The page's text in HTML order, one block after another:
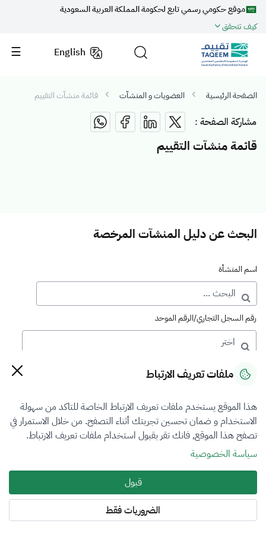
موقع حكومي رسمي تابع لحكومة المملكة العربية السعودية
كيف تتحقق
English
الصفحة الرئيسية العضويات و المنشآت قائمة منشآت التقييم
مشاركة الصفحة :
قائمة منشآت التقييم
البحث عن دليل المنشآت المرخصة
اسم المنشأة
رقم السجل التجاري/الرقم الموحد
رقم الترخيص
التصنيف
اختر
فرع التقييم
ملفات تعريف الارتباط
هذا الموقع يستخدم ملفات تعريف الارتباط الخاصة للتاكد من سهولة
الاستخدام و ضمان تحسين تجربتك أثناء التصفح. من خلال الاستمرار في
تصفح هذا الموقع, فانك تقر بقبول استخدام ملفات تعريف الارتباط.
سياسة الخصوصية
قبول
الضروريات فقط